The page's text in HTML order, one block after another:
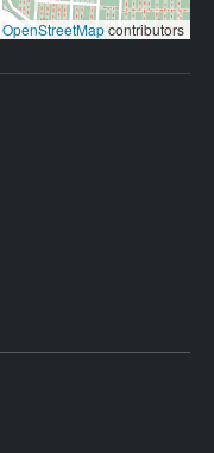
OpenStreetMapcontributors